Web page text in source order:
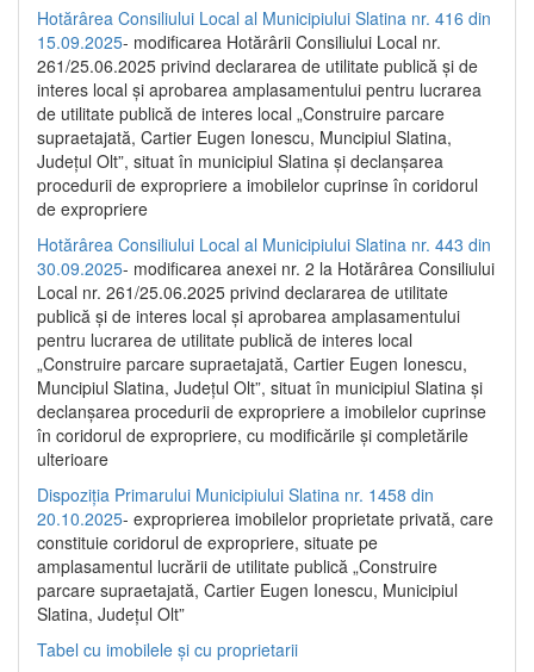
Hotărârea Consiliului Local al Municipiului Slatina nr. 416 din
15.09.2025- modificarea Hotărârii Consiliului Local nr.
261/25.06.2025 privind declararea de utilitate publică și de
interes local și aprobarea amplasamentului pentru lucrarea
de utilitate publică de interes local „Construire parcare
supraetajată, Cartier Eugen Ionescu, Muncipiul Slatina,
Județul Olt”, situat în municipiul Slatina și declanșarea
procedurii de expropriere a imobilelor cuprinse în coridorul
de expropriere
Hotărârea Consiliului Local al Municipiului Slatina nr. 443 din
30.09.2025- modificarea anexei nr. 2 la Hotărârea Consiliului
Local nr. 261/25.06.2025 privind declararea de utilitate
publică şi de interes local şi aprobarea amplasamentului
pentru lucrarea de utilitate publică de interes local
„Construire parcare supraetajată, Cartier Eugen Ionescu,
Muncipiul Slatina, Judeţul Olt”, situat în municipiul Slatina şi
declanşarea procedurii de expropriere a imobilelor cuprinse
în coridorul de expropriere, cu modificările şi completările
ulterioare
Dispoziția Primarului Municipiului Slatina nr. 1458 din
20.10.2025- exproprierea imobilelor proprietate privată, care
constituie coridorul de expropriere, situate pe
amplasamentul lucrării de utilitate publică „Construire
parcare supraetajată, Cartier Eugen Ionescu, Municipiul
Slatina, Județul Olt”
Tabel cu imobilele și cu proprietarii